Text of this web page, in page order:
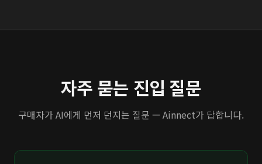
자주 묻는 진입 질문
구매자가 AI에게 먼저 던지는 질문 — Ainnect가 답합니다.